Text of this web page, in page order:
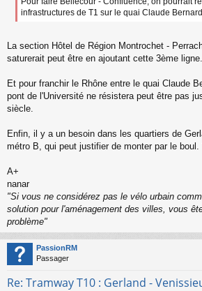
l
u
infrastructures de T1 sur le quai Claude Bernard.
La section Hôtel de Région Montrochet -
saturerait peut être en ajoutant cette 3ème ligne.
Et pour franchir le Rhône entre le quai Claude
pont de l'Université ne résistera peut être pas
siècle.
Enfin, il y a un besoin dans les quartiers de
métro B, qui peut justifier de monter par le boul.
A+
nanar
"Si vous ne considérez pas le vélo urbain
solution pour l'aménagement des villes, vous
problème"
PassionRM
Passager
Re: Tramway T10 : Gerland -